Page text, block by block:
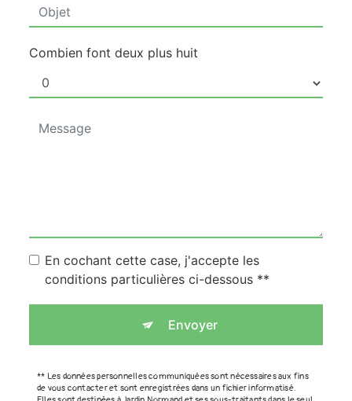
Combien font deux plus huit
En cochant cette case, j'accepte les
conditions particulières ci-dessous **
Envoyer
** Les données personnelles communiquées sont nécessaires aux fins
de vous contacter et sont enregistrées dans un fichier informatisé.